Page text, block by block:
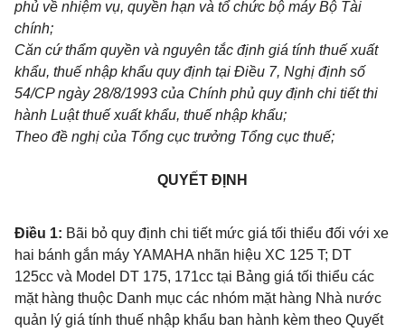
phủ về nhiệm vụ, quyền hạn và tổ chức bộ máy Bộ Tài
chính;
Căn cứ thẩm quyền và nguyên tắc định giá tính thuế xuất
khẩu, thuế nhập khẩu quy định tại Điều 7, Nghị định số
54/CP ngày 28/8/1993 của Chính phủ quy định chi tiết thi
hành Luật thuế xuất khẩu, thuế nhập khẩu;
Theo đề nghị của Tổng cục trưởng Tổng cục thuế;
QUYẾT ĐỊNH
Điều 1: Bãi bỏ quy định chi tiết mức giá tối thiểu đối với xe
hai bánh gắn máy YAMAHA nhãn hiệu XC 125 T; DT
125cc và Model DT 175, 171cc tại Bảng giá tối thiểu các
mặt hàng thuộc Danh mục các nhóm mặt hàng Nhà nước
quản lý giá tính thuế nhập khẩu ban hành kèm theo Quyết